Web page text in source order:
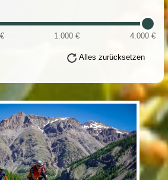
1.000 € 4.000 €
Alles zurücksetzen
(i)
(i)
(i)